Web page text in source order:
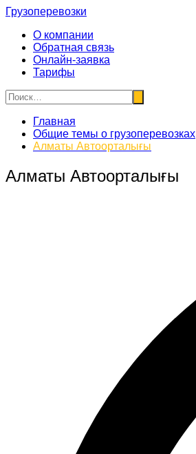
Перейти
содержимому
Грузоперевозки
О компании
Обратная связь
Онлайн-заявка
Тарифы
Главная
Общие темы о грузоперевозках
Алматы Автоорталығы
Алматы Автоорталығы